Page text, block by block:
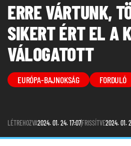
ERRE VÁRTUNK,
SIKERT ÉRT EL A
VÁLOGATOTT
EURÓPA-BAJNOKSÁG FORDULÓ
LÉTREHOZVA2024. 01. 24. 17:07FRISSÍTVE2024. 01.